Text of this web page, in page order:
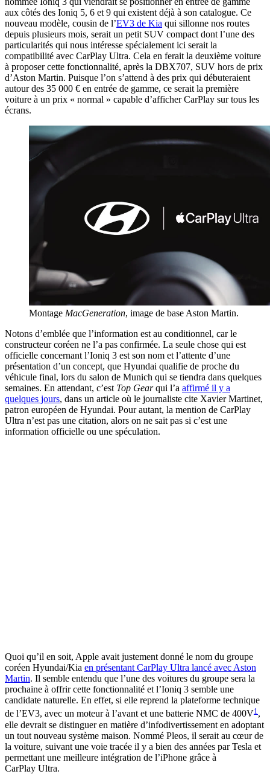
aux côtés des Ioniq 5, 6 et 9 qui existent déjà à son catalogue. Ce
nouveau modèle, cousin de l’EV3 de Kia qui sillonne nos routes
depuis plusieurs mois, serait un petit SUV compact dont l’une des
particularités qui nous intéresse spécialement ici serait la
compatibilité avec CarPlay Ultra. Cela en ferait la deuxième voiture
à proposer cette fonctionnalité, après la DBX707, SUV hors de prix
d’Aston Martin. Puisque l’on s’attend à des prix qui débuteraient
autour des 35 000 € en entrée de gamme, ce serait la première
voiture à un prix « normal » capable d’afficher CarPlay sur tous les
écrans.
Montage MacGeneration, image de base Aston Martin.
Notons d’emblée que l’information est au conditionnel, car le
constructeur coréen ne l’a pas confirmée. La seule chose qui est
officielle concernant l’Ioniq 3 est son nom et l’attente d’une
présentation d’un concept, que Hyundai qualifie de proche du
véhicule final, lors du salon de Munich qui se tiendra dans quelques
semaines. En attendant, c’est Top Gearqui l’a affirmé il y a
quelques jours, dans un article où le journaliste cite Xavier Martinet,
patron européen de Hyundai. Pour autant, la mention de CarPlay
Ultra n’est pas une citation, alors on ne sait pas si c’est une
information officielle ou une spéculation.
Quoi qu’il en soit, Apple avait justement donné le nom du groupe
coréen Hyundai/Kia en présentant CarPlay Ultra lancé avec Aston
Martin. Il semble entendu que l’une des voitures du groupe sera la
prochaine à offrir cette fonctionnalité et l’Ioniq 3 semble une
candidate naturelle. En effet, si elle reprend la plateforme technique
de l’EV3, avec un moteur à l’avant et une batterie NMC de 400V1 ,
elle devrait se distinguer en matière d’infodivertissement en adoptant
un tout nouveau système maison. Nommé Pleos, il serait au cœur de
la voiture, suivant une voie tracée il y a bien des années par Tesla et
permettant une meilleure intégration de l’iPhone grâce à
CarPlay Ultra.